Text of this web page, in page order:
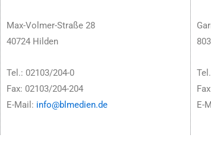
Max-Volmer-Straße 28
40724 Hilden
Tel.: 02103/204-0
Fax: 02103/204-204
E-Mail: info@blmedien.de
E-